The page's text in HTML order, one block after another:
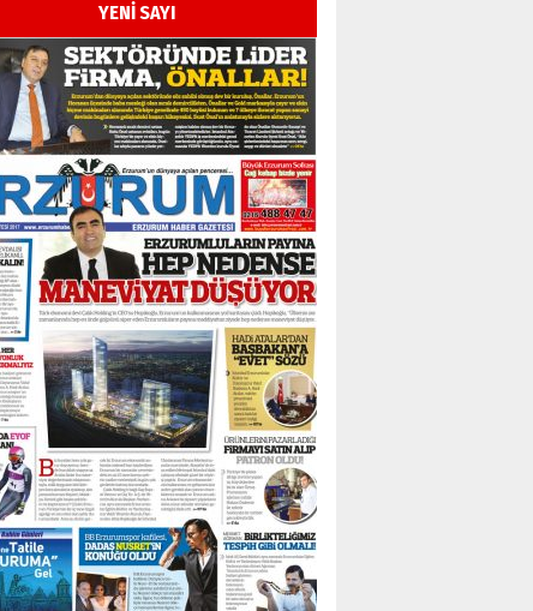
YENİ SAYI
Kenan GÜLERCİ
Murat Şahsuvaroğlu ERKON’da
çıtayı yukarı taşırken,
yönetimdekiler aşağı
çekmemeli!
17 Şubat 2026 SalıOrhan BOZKURT
Bir fotoğraf, bir şehir, bir
gazeteci… Dizginler kimin
elinde?
31 Mart 2026 Salı
A. Berhan Yılmaz
BİR BÖLÜM DEĞİL, BİR ÖMÜR
SEÇİYORSUNUZ… “NEDEN
ATATÜRK ÜNİVERSİTESİ?”
28 Temmuz 2026 Salı
Ahmet Gökhan YAZICI
Ahmed Yesevi’den bir
Alperen… ”Reisimiz” idi…
Hakka yürüdü.!
26 Mart 2026 Perşembe
Cem Bakırcı
Ardında bıraktığı hatıralarıyla
gönül adamı Faruk Terzioğlu!
13 Mayıs 2026 Çarşamba
Esat BİNDESEN